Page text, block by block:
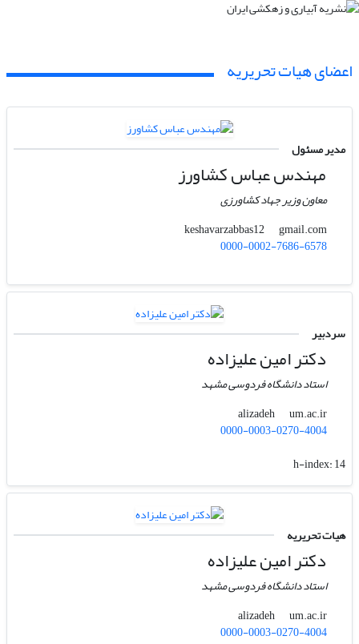
اعضای هیات تحریریه
مدیر مسئول
مهندس عباس کشاورز
معاون وزیر جهاد کشاورزی
keshavarzabbas12
gmail.com
0000-0002-7686-6578
سردبیر
دکتر امین علیزاده
استاد دانشگاه فردوسی مشهد
alizadeh
um.ac.ir
0000-0003-0270-4004
h-index:14
هیات تحریریه
دکتر امین علیزاده
استاد دانشگاه فردوسی مشهد
alizadeh
um.ac.ir
0000-0003-0270-4004